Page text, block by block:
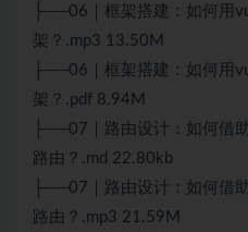
├──06｜框架搭建：如何用
架？.mp3 13.50M
├──06｜框架搭建：如何用
架？.pdf 8.94M
├──07｜路由设计：如何借
路由？.md 22.80kb
├──07｜路由设计：如何借
路由？.mp3 21.59M